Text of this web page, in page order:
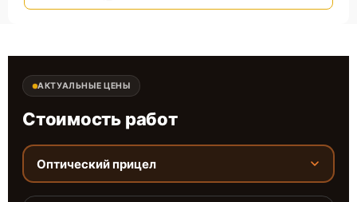
АКТУАЛЬНЫЕ ЦЕНЫ
Стоимость работ
Оптический прицел